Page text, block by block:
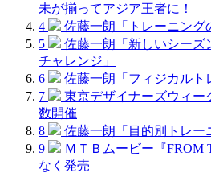
未が揃ってアジア王者に！
4
佐藤一朗「トレーニング
5
佐藤一朗「新しいシーズ
チャレンジ」
6
佐藤一朗「フィジカルト
7
東京デザイナーズウィー
数開催
8
佐藤一朗「目的別トレー
9
ＭＴＢムービー『FROM
なく発売